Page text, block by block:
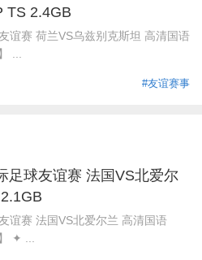
TS 2.4GB
谊赛 荷兰VS乌兹别克斯坦 高清国语
...
#友谊赛事
足球友谊赛 法国VS北爱尔
谊赛 法国VS北爱尔兰 高清国语
✦ ...